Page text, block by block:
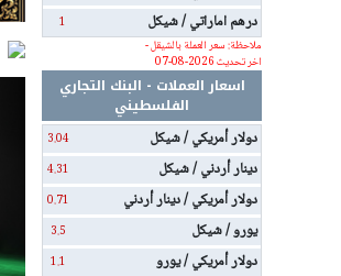
درهم اماراتي / شيكل
1
ملاحظة: سعر العملة بالشيقل -
اخر تحديث 2026-08-07
اسعار العملات - البنك التجاري
الفلسطيني
دولار أمريكي / شيكل
3.04
دينار أردني / شيكل 4.31
دولار أمريكي / دينار أردني 0.71
يورو / شيكل 3.5
دولار أمريكي / يورو 1.1